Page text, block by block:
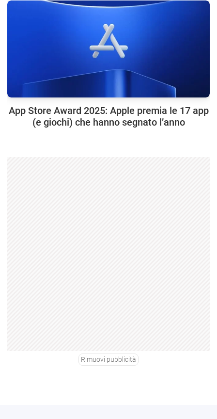
App Store Award 2025: Apple premia le 17 app
(e giochi) che hanno segnato l’anno
Rimuovi pubblicità